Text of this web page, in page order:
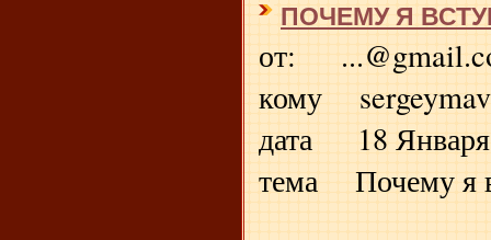
ПОЧЕМУ Я
от:
кому
дата 18 Января
тема Почему я